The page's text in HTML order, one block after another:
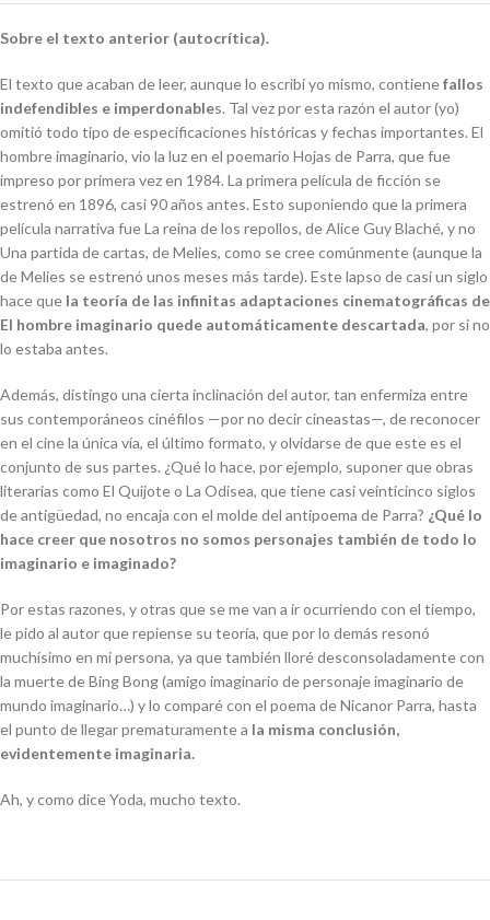
Sobre el texto anterior (autocrítica).
El texto que acaban de leer, aunque lo escribí yo mismo, contienefallos
indefendibles e imperdonables. Tal vez por esta razón el autor (yo)
omitió todo tipo de especificaciones históricas y fechas importantes. El
hombre imaginario, vio la luz en el poemario Hojas de Parra, que fue
impreso por primera vez en 1984. La primera película de ficción se
estrenó en 1896, casi 90 años antes. Esto suponiendo que la primera
película narrativa fueLa reina de los repollos, de Alice Guy Blaché, y no
Una partida de cartas, de Melies, como se cree comúnmente (aunque la
de Melies se estrenó unos meses más tarde). Este lapso de casi un siglo
hace que la teoría de las infinitas adaptaciones cinematográficas de
El hombre imaginario quede automáticamente descartada, por si no
lo estaba antes.
Además, distingo una cierta inclinación del autor, tan enfermiza entre
sus contemporáneos cinéfilos —por no decir cineastas—, de reconocer
en el cine la única vía, el último formato, y olvidarse de que este es el
conjunto de sus partes. ¿Qué lo hace, por ejemplo, suponer que obras
literarias como El Quijoteo La Odisea, que tiene casi veinticinco siglos
de antigüedad, no encaja con el molde del antipoema de Parra? ¿Qué lo
hace creer que nosotros no somos personajes también de todo lo
imaginario e imaginado?
Por estas razones, y otras que se me van a ir ocurriendo con el tiempo,
le pido al autor que repiense su teoría, que por lo demás resonó
muchísimo en mi persona, ya que también lloré desconsoladamente con
la muerte de Bing Bong (amigo imaginario de personaje imaginario de
mundo imaginario…) y lo comparé con el poema de Nicanor Parra, hasta
el punto de llegar prematuramente a la misma conclusión,
evidentemente imaginaria.
Ah, y como dice Yoda, mucho texto.